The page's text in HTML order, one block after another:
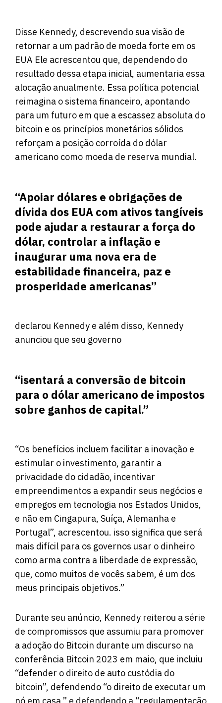
Disse Kennedy, descrevendo sua visão de
retornar a um padrão de moeda forte em os
EUA Ele acrescentou que, dependendo do
resultado dessa etapa inicial, aumentaria essa
alocação anualmente. Essa política potencial
reimagina o sistema financeiro, apontando
para um futuro em que a escassez absoluta do
bitcoin e os princípios monetários sólidos
reforçam a posição corroída do dólar
americano como moeda de reserva mundial.
“Apoiar dólares e obrigações de
dívida dos EUA com ativos tangíveis
pode ajudar a restaurar a força do
dólar, controlar a inflação e
inaugurar uma nova era de
estabilidade financeira, paz e
prosperidade americanas”
declarou Kennedy e além disso, Kennedy
anunciou que seu governo
“isentará a conversão de bitcoin
para o dólar americano de impostos
sobre ganhos de capital.”
“Os benefícios incluem facilitar a inovação e
estimular o investimento, garantir a
privacidade do cidadão, incentivar
empreendimentos a expandir seus negócios e
empregos em tecnologia nos Estados Unidos,
e não em Cingapura, Suíça, Alemanha e
Portugal”, acrescentou. isso significa que será
mais difícil para os governos usar o dinheiro
como arma contra a liberdade de expressão,
que, como muitos de vocês sabem, é um dos
meus principais objetivos.”
Durante seu anúncio, Kennedy reiterou a série
de compromissos que assumiu para promover
a adoção do Bitcoin durante um discurso na
conferência Bitcoin 2023 em maio, que incluiu
“defender o direito de auto custódia do
bitcoin”, defendendo “o direito de executar um